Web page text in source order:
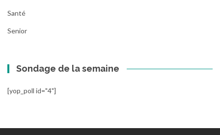
Santé
Senior
Sondage de la semaine
[yop_poll id="4"]